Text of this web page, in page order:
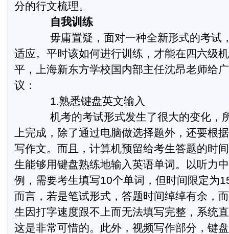
分的行文梳理。
自我训练
毋庸置疑，面对一种全新形式的考试
适应。平时该如何进行训练，才能在四六级
平，上海新东方学校国内部主任沈昂老师给
议：
1.熟悉键盘英文输入
机考的考试形式发生了很大的变化，
上完成，除了通过电脑做选择题外，还要根
写作文。而且，计算机预留给考生答题的时
生能够用键盘熟练地输入英语单词。以听力
例，需要考生填写10个单词，但时间限定为
而言，若是笔试形式，答题时间绰绰有余，
生因打字速度跟不上而无法填写完整，系统
这是非常可惜的。此外，视频写作部分，键